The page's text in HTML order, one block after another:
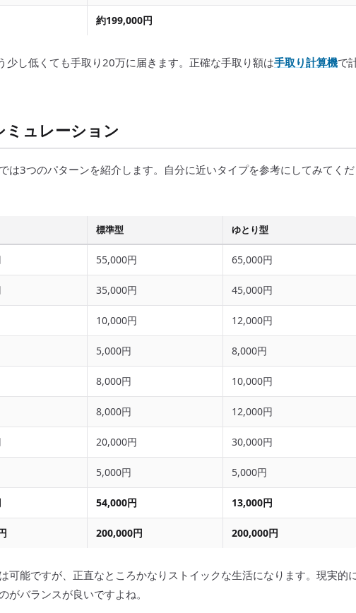
約199,000円
少し低くても手取り20万に届きます。正確な手取り額は手取り計算機で
ミュレーション
は3つのパターンを紹介します。自分に近いタイプを参考にしてみてくだ
標準型 ゆとり型
55,000円 65,000円
35,000円 45,000円
10,000円 12,000円
5,000円 8,000円
8,000円 10,000円
8,000円 12,000円
20,000円 30,000円
5,000円 5,000円
54,000円 13,000円
200,000円 200,000円
可能ですが、正直なところかなりストイックな生活になります。現実的
がバランスが良いですよね。